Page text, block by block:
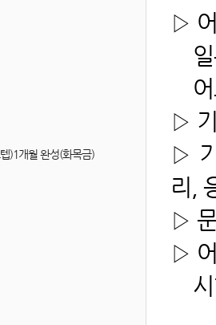
)1개월 완성(화목금)
▷
일
어
▷
▷
리,
▷
▷
시